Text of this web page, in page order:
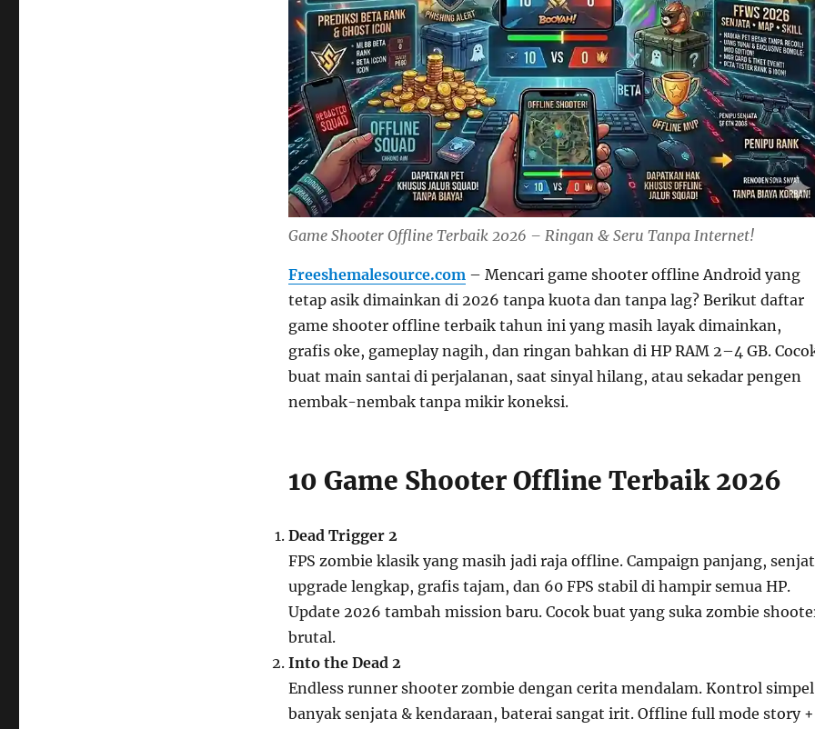
Game Shooter Offline Terbaik 2026 – Ringan & Seru Tanpa Internet!
Freeshemalesource.com– Mencari game shooter offline Android yang
tetap asik dimainkan di 2026 tanpa kuota dan tanpa lag? Berikut daftar
game shooter offline terbaik tahun ini yang masih layak dimainkan,
grafis oke, gameplay nagih, dan ringan bahkan di HP RAM 2–4 GB.
buat main santai di perjalanan, saat sinyal hilang, atau sekadar pengen
nembak-nembak tanpa mikir koneksi.
10 Game Shooter Offline Terbaik 2026
Dead Trigger 2
FPS zombie klasik yang masih jadi raja offline. Campaign panjang,
upgrade lengkap, grafis tajam, dan 60 FPS stabil di hampir semua HP.
Update 2026 tambah mission baru. Cocok buat yang suka zombie
brutal.
Into the Dead 2
Endless runner shooter zombie dengan cerita mendalam. Kontrol
banyak senjata & kendaraan, baterai sangat irit. Offline full mode story +